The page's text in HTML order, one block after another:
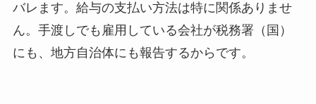
バレます。給与の支払い方法は特に関係ありませ
ん。手渡しでも雇用している会社が税務署（国）
にも、地方自治体にも報告するからです。